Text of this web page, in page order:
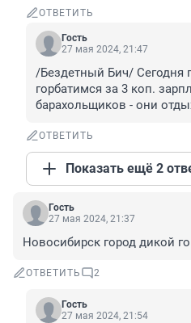
ОТВЕТИТЬ
Гость
27 мая 2024, 21:47
/Бездетный Бич/ Сегодня
горбатимся за 3 коп.
барахольщиков - они
ОТВЕТИТЬ
Показать ещё 2
Гость
27 мая 2024, 21:37
Новосибирск город дикой
ОТВЕТИТЬ 2
Гость
27 мая 2024, 21:54